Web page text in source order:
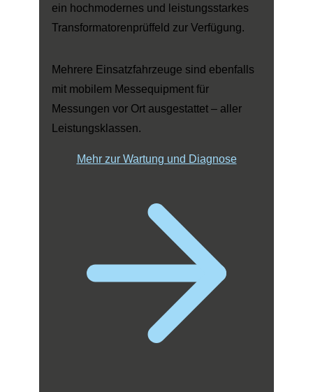
ein hochmodernes und leistungsstarkes
Transformatorenprüffeld zur Verfügung.
Mehrere Einsatzfahrzeuge sind ebenfalls
mit mobilem Messequipment für
Messungen vor Ort ausgestattet – aller
Leistungsklassen.
Mehr zur Wartung und Diagnose